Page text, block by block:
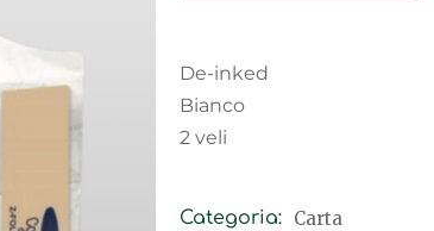
De-inked
Bianco
2 veli
Categoria: Carta